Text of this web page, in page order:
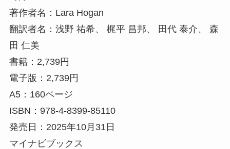
著作者名：Lara Hogan
翻訳者名：浅野 祐希、 梶平 昌邦、 田代 泰介、 森
田 仁美
書籍：2,739円
電子版：2,739円
A5：160ページ
ISBN：978-4-8399-85110
発売日：2025年10月31日
マイナビブックス